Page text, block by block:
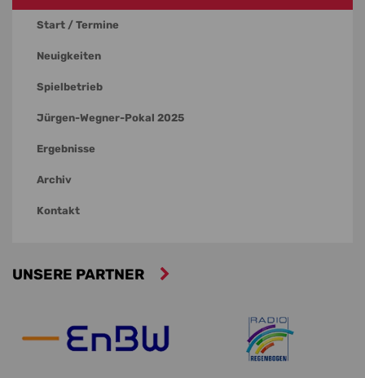
Start / Termine
Neuigkeiten
Spielbetrieb
Jürgen-Wegner-Pokal 2025
Ergebnisse
Archiv
Kontakt
UNSERE PARTNER